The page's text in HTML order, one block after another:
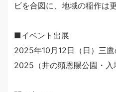
ビを合図に、地域の稲作は
■イベント出展
2025年10月12日（日）三
2025（井の頭恩賜公園・入